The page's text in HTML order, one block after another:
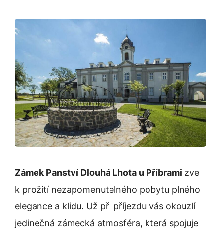
Zámek Panství Dlouhá Lhota u Příbrami zve
k prožití nezapomenutelného pobytu plného
elegance a klidu. Už při příjezdu vás okouzlí
jedinečná zámecká atmosféra, která spojuje